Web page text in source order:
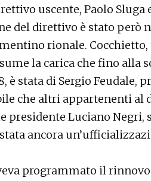
uscente, Paolo Sluga
del direttivo è stato però
rionale.
la carica che fino alla
è stata di Sergio Feudale,
che altri appartenenti al
presidente Luciano Negri,
ancora
programmato il